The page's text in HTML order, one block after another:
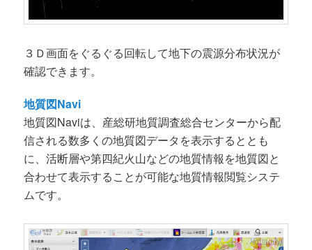
３Ｄ画面をぐるぐる回転して地下の震源分布状況が
確認できます。
地質図Navi
地質図Naviは、産総研地質調査総合センターから配
信される数多くの地質図データを表示するととも
に、活断層や第四紀火山などの地質情報を地質図と
合わせて表示することが可能な地質情報閲覧システ
ムです。